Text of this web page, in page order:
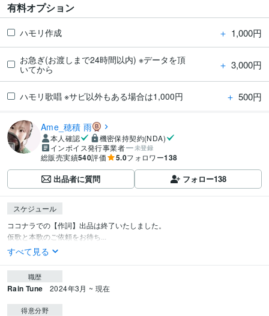
有料オプション
ハモリ作成 ＋ 1,000円
お急ぎ(お渡しまで24時間以内) ※データを頂
いてから
＋ 3,000円
ハモリ歌唱 ※サビ以外もある場合は1,000円 ＋ 500円
Ame_穂積 雨
本人確認
機密保持契約(NDA)
インボイス発行事業者
未登録
総販売実績540評価 5.0フォロワー138
出品者に質問 フォロー138
スケジュール
ココナラでの【作詞】出品は終了いたしました。
仮歌と本歌のご依頼をお待ち...
すべて見る
職歴
Rain Tune 2024年3月 ~ 現在
得意分野